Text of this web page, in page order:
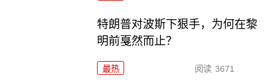
特朗普对波斯下狠手，为何在黎
明前戛然而止？
最热 阅读 3671